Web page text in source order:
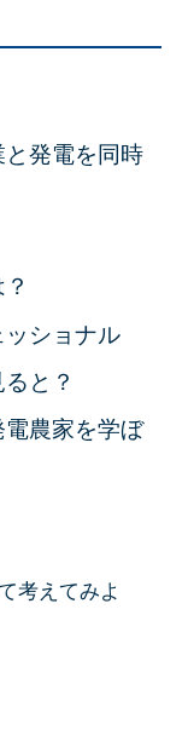
発電を同時
ッショナル
と？
農家を学ぼ
考えてみよ